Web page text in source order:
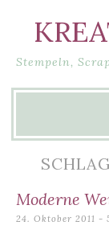
Stempeln,
content
Moderne
24. Oktober 2011